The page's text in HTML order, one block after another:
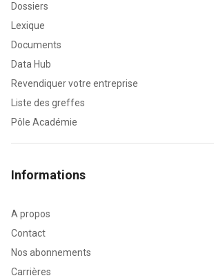
Dossiers
Lexique
Documents
Data Hub
Revendiquer votre entreprise
Liste des greffes
Pôle Académie
Informations
A propos
Contact
Nos abonnements
Carrières